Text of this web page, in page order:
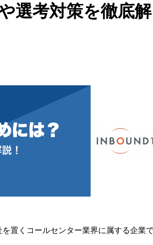
選考対策を徹底解
置くコールセンター業界に属する企業で